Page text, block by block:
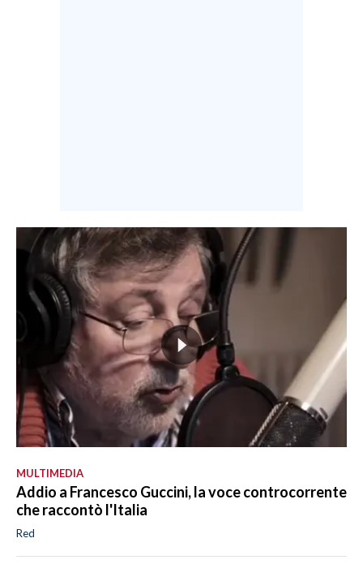
MULTIMEDIA
Addio a Francesco Guccini, la voce controcorrente
che raccontò l'Italia
Red